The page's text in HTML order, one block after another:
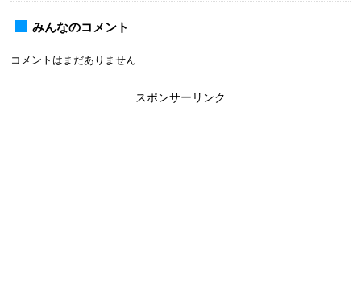
みんなのコメント
コメントはまだありません
スポンサーリンク